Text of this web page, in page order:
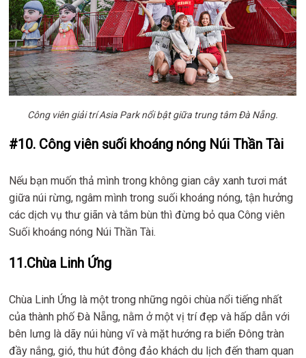
Công viên giải trí Asia Park nổi bật giữa trung tâm Đà Nẵng.
#10. Công viên suối khoáng nóng Núi Thần Tài
Nếu bạn muốn thả mình trong không gian cây xanh tươi mát
giữa núi rừng, ngâm mình trong suối khoáng nóng, tận hưởng
các dịch vụ thư giãn và tắm bùn thì đừng bỏ qua Công viên
Suối khoáng nóng Núi Thần Tài.
11.Chùa Linh Ứng
Chùa Linh Ứng là một trong những ngôi chùa nổi tiếng nhất
của thành phố Đà Nẵng, nằm ở một vị trí đẹp và hấp dẫn với
bên lưng là dãy núi hùng vĩ và mặt hướng ra biển Đông tràn
đầy nắng, gió, thu hút đông đảo khách du lịch đến tham quan